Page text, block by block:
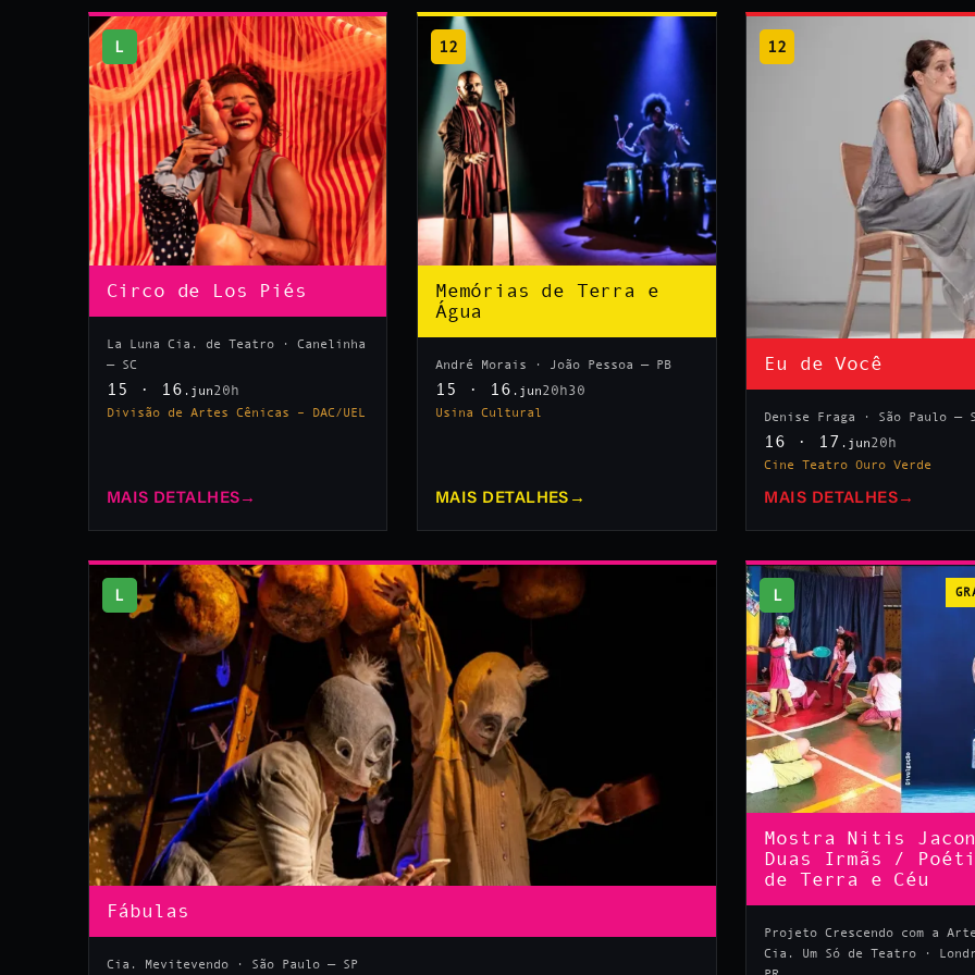
L
Circo de Los Piés
La Luna Cia. de Teatro · Canelinha
— SC
15 · 16 .jun20h
Divisão de Artes Cênicas – DAC/UEL
MAIS DETALHES →
12
Memórias de Terra e
Água
André Morais · João Pessoa — PB
15 · 16 .jun20h30
Usina Cultural
MAIS DETALHES →
12
Eu de Você
Denise Fraga · São Paulo —
16 · 17 .jun20h
Cine Teatro Ouro Verde
MAIS DETALHES →
L
Fábulas
Cia. Mevitevendo · São Paulo — SP
L
Mostra Nitis
Duas Irmãs /
de Terra e Céu
Projeto Crescendo com a
Cia. Um Só de Teatro ·